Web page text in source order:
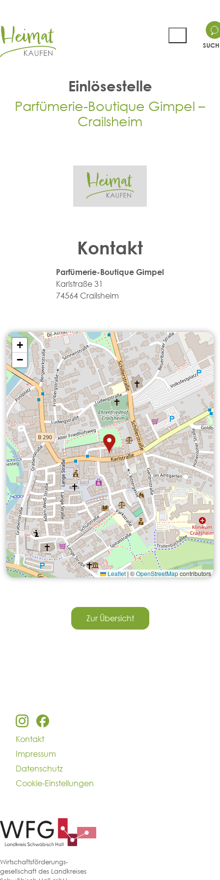
Einlösestelle
Parfümerie-Boutique Gimpel –
Crailsheim
Kontakt
Parfümerie-Boutique Gimpel
Karlstraße 31
74564 Crailsheim
+
−
Leaflet | ©OpenStreetMapcontributors
Zur Übersicht
Kontakt
Impressum
Datenschutz
Cookie-Einstellungen
Wirtschaftsförderungs-
gesellschaft des Landkreises